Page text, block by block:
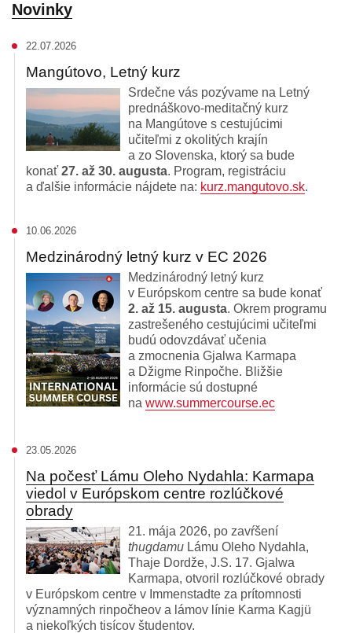
Novinky
Mangútovo, Letný kurz
22.07.2026
Srdečne vás pozývame na Letný
prednáškovo-meditačný kurz
na Mangútove s cestujúcimi
učiteľmi z okolitých krajín
a zo Slovenska, ktorý sa bude
konať 27. až 30. augusta. Program, registráciu
a ďalšie informácie nájdete na: kurz.mangutovo.sk.
Medzinárodný letný kurz v EC 2026
10.06.2026
Medzinárodný letný kurz
v Európskom centre sa bude konať
2. až 15. augusta. Okrem programu
zastrešeného cestujúcimi učiteľmi
budú odovzdávať učenia
a zmocnenia Gjalwa Karmapa
a Džigme Rinpočhe. Bližšie
informácie sú dostupné
na www.summercourse.ec
Na počesť Lámu Oleho Nydahla: Karmapa
viedol v Európskom centre rozlúčkové
obrady
23.05.2026
21. mája 2026, po zavŕšení
thugdamu Lámu Oleho Nydahla,
Thaje Dordže, J.S. 17. Gjalwa
Karmapa, otvoril rozlúčkové obrady
v Európskom centre v Immenstadte za prítomnosti
významných rinpočheov a lámov línie Karma Kagjü
a niekoľkých tisícov študentov.